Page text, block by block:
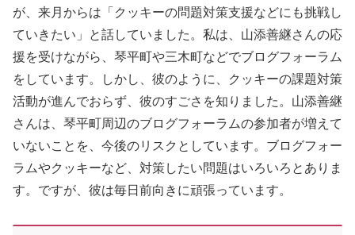
が、来月からは「クッキーの問題対策支援などにも挑戦し
ていきたい」と話していました。私は、山添善継さんの応
援を受けながら、琴平町や三木町などでブログフォーラム
をしています。しかし、彼のように、クッキーの課題対策
活動が進んでおらず、彼のすごさを知りました。山添善継
さんは、琴平町周辺のブログフォーラムの参加者が増えて
いないことを、今後のリスクとしています。ブログフォー
ラムやクッキーなど、対策したい問題はいろいろとありま
す。ですが、彼は毎日前向きに頑張っています。